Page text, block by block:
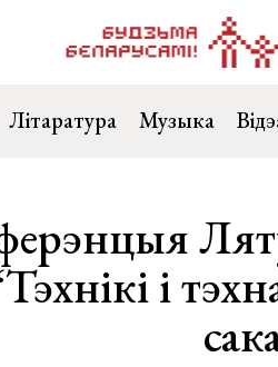
Літаратура Музыка
і